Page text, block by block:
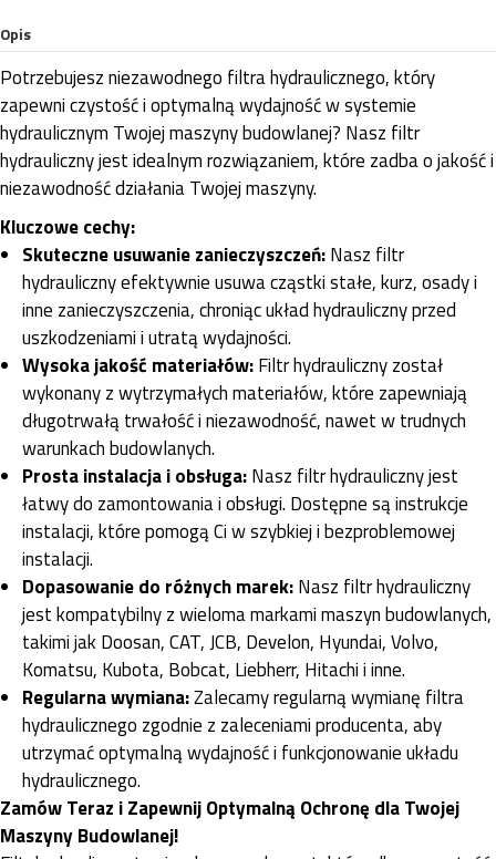
Opis
Potrzebujesz niezawodnego filtra hydraulicznego, który
zapewni czystość i optymalną wydajność w systemie
hydraulicznym Twojej maszyny budowlanej? Nasz filtr
hydrauliczny jest idealnym rozwiązaniem, które zadba o jakość i
niezawodność działania Twojej maszyny.
Kluczowe cechy:
Skuteczne usuwanie zanieczyszczeń:Nasz filtr
hydrauliczny efektywnie usuwa cząstki stałe, kurz, osady i
inne zanieczyszczenia, chroniąc układ hydrauliczny przed
uszkodzeniami i utratą wydajności.
Wysoka jakość materiałów:Filtr hydrauliczny został
wykonany z wytrzymałych materiałów, które zapewniają
długotrwałą trwałość i niezawodność, nawet w trudnych
warunkach budowlanych.
Prosta instalacja i obsługa:Nasz filtr hydrauliczny jest
łatwy do zamontowania i obsługi. Dostępne są instrukcje
instalacji, które pomogą Ci w szybkiej i bezproblemowej
instalacji.
Dopasowanie do różnych marek:Nasz filtr hydrauliczny
jest kompatybilny z wieloma markami maszyn budowlanych,
takimi jak Doosan, CAT, JCB, Develon, Hyundai, Volvo,
Komatsu, Kubota, Bobcat, Liebherr, Hitachi i inne.
Regularna wymiana:Zalecamy regularną wymianę filtra
hydraulicznego zgodnie z zaleceniami producenta, aby
utrzymać optymalną wydajność i funkcjonowanie układu
hydraulicznego.
Zamów Teraz i Zapewnij Optymalną Ochronę dla Twojej
Maszyny Budowlanej!